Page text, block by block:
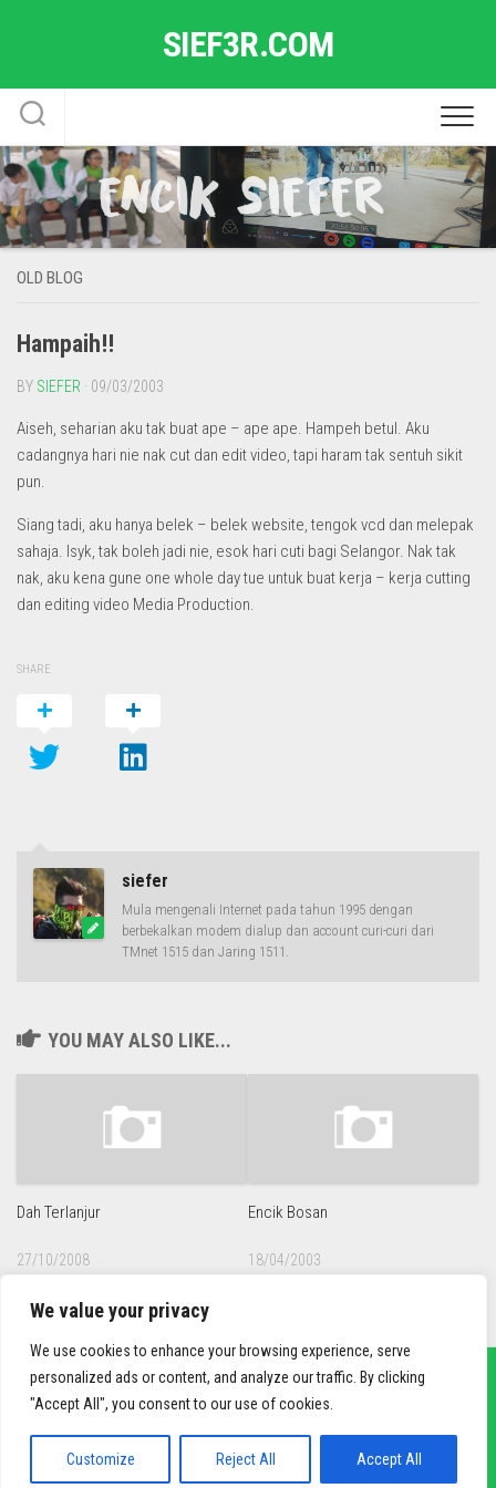
We value your privacy
We use cookies to enhance your browsing experience, serve
personalized ads or content, and analyze our traffic. By clicking
"Accept All", you consent to our use of cookies.
Customize Reject All Accept All
SIEF3R.COM
OLD BLOG
Hampaih!!
BY SIEFER · 09/03/2003
Aiseh, seharian aku tak buat ape – ape ape. Hampeh betul. Aku
cadangnya hari nie nak cut dan edit video, tapi haram tak sentuh sikit
pun.
Siang tadi, aku hanya belek – belek website, tengok vcd dan melepak
sahaja. Isyk, tak boleh jadi nie, esok hari cuti bagi Selangor. Nak tak
nak, aku kena gune one whole day tue untuk buat kerja – kerja cutting
dan editing video Media Production.
SHARE
siefer
Mula mengenali Internet pada tahun 1995 dengan
berbekalkan modem dialup dan account curi-curi dari
TMnet 1515 dan Jaring 1511.
YOU MAY ALSO LIKE...
Dah Terlanjur
27/10/2008
Encik Bosan
18/04/2003
sief3r.com
Powered byWordPress. Theme byAlx.